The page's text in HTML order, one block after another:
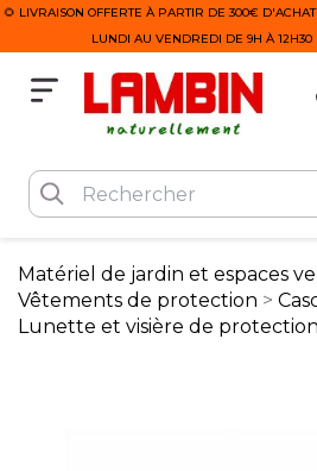
🌻 LIVRAISON OFFERTE À PARTIR DE 300€
LUNDI AU VENDREDI DE 9H À 12H30
Matériel de jardin et espaces
Vêtements de protection
Lunette et visière de protection